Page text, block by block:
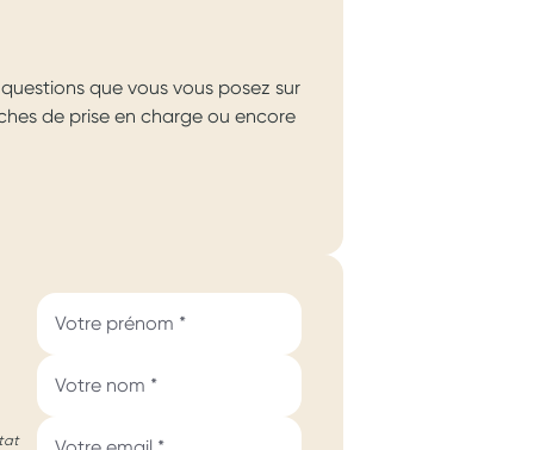
que vous vous posez sur
de prise en charge ou encore